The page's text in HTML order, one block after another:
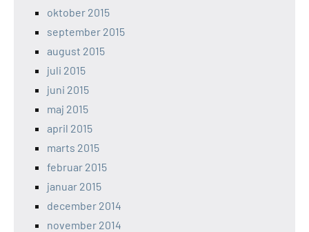
oktober 2015
september 2015
august 2015
juli 2015
juni 2015
maj 2015
april 2015
marts 2015
februar 2015
januar 2015
december 2014
november 2014